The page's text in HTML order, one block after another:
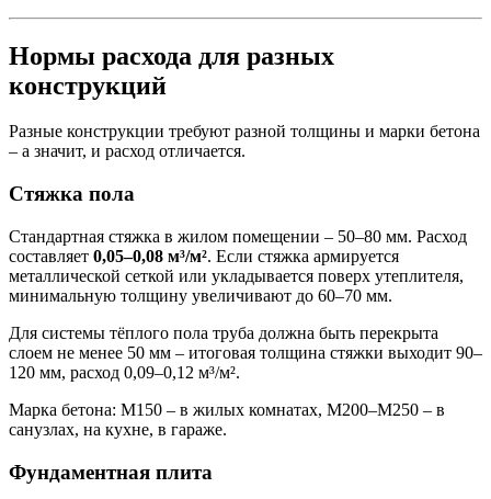
Нормы расхода для разных
конструкций
Разные конструкции требуют разной толщины и марки бетона
– а значит, и расход отличается.
Стяжка пола
Стандартная стяжка в жилом помещении – 50–80 мм. Расход
составляет 0,05–0,08 м³/м². Если стяжка армируется
металлической сеткой или укладывается поверх утеплителя,
минимальную толщину увеличивают до 60–70 мм.
Для системы тёплого пола труба должна быть перекрыта
слоем не менее 50 мм – итоговая толщина стяжки выходит 90–
120 мм, расход 0,09–0,12 м³/м².
Марка бетона: М150 – в жилых комнатах, М200–М250 – в
санузлах, на кухне, в гараже.
Фундаментная плита